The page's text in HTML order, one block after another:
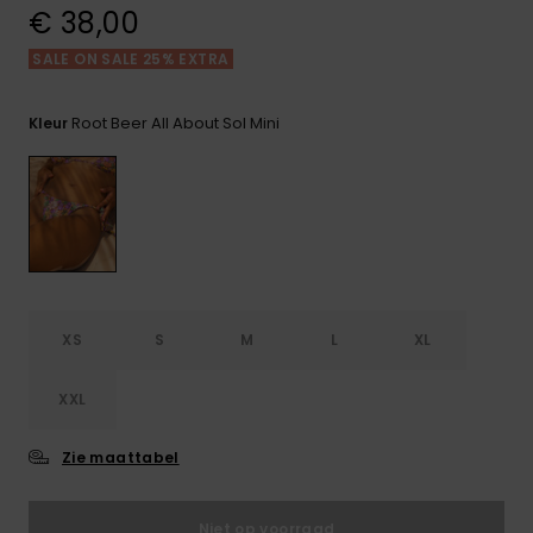
Shorts
ROXY APP
VERLANGLIJST
€ 38,00
SALE ON SALE 25% EXTRA
Kleur Root Beer All About Sol Mini
XS S M L XL
XXL
Zie maattabel